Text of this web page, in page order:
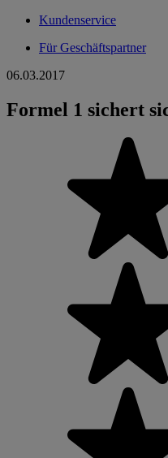
Kundenservice
Für Geschäftspartner
06.03.2017
Formel 1 sichert